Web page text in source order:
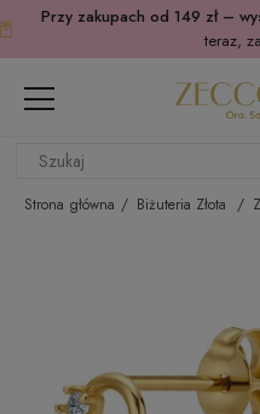
Przy zakupach od 149 zł –
teraz,
Strona główna Biżuteria Złota